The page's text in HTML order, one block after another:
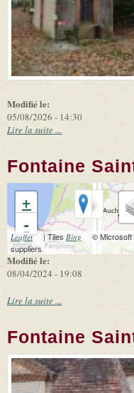
Modifié le:
05/08/2026 - 14:30
Lire la suite ...
Fontaine
+
-
Leaflet(link is external)
| Tiles Bing (link is external)
© Microsoft
suppliers
Modifié le:
08/04/2024 - 19:08
Lire la suite ...
Fontaine